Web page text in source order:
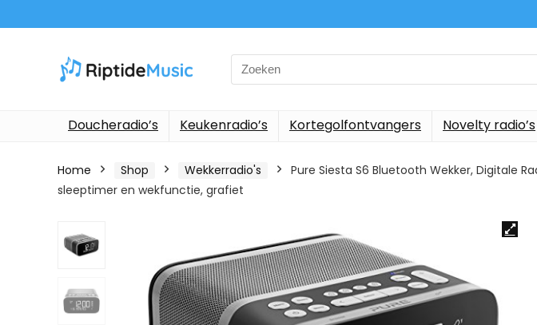
Search
for:
Doucheradio’s Keukenradio’s Kortegolfontvangers Novelty radio’s
Home Shop Wekkerradio's
Pure Siesta S6 Bluetooth Wekker, Digitale
sleeptimer en wekfunctie, grafiet